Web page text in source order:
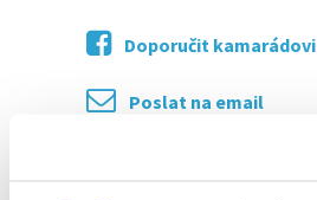
Doporučit kamarádovi
Poslat na email